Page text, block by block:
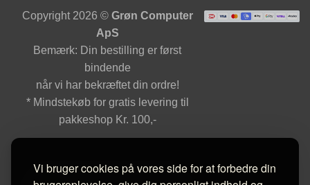
Vi bruger cookies på vores side for at forbedre din
Copyright 2026 © Grøn Computer
ApS
Bemærk: Din bestilling er først
bindende
når vi har bekræftet din ordre!
* Mindstekøb for gratis levering til
pakkeshop Kr. 100,-